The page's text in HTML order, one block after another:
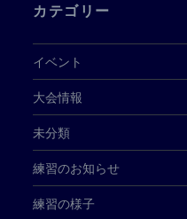
カテゴリー
イベント
大会情報
未分類
練習のお知らせ
練習の様子